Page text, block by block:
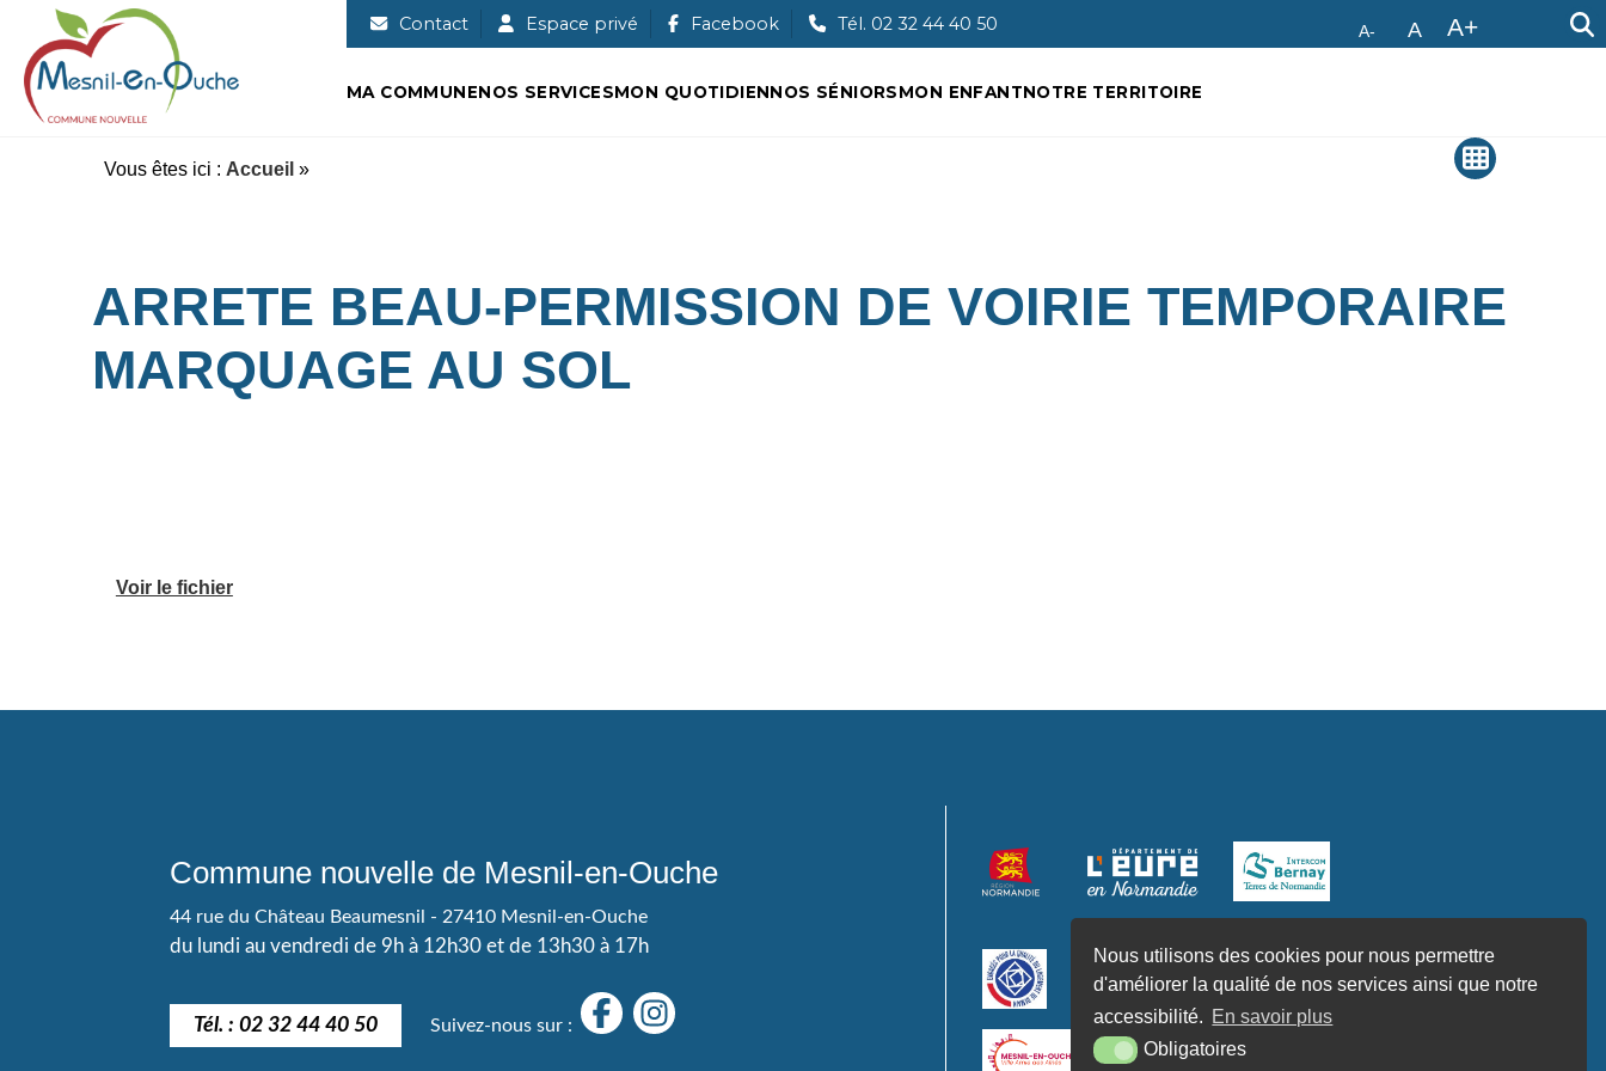
Nous utilisons des cookies pour nous permettre
d'améliorer la qualité de nos services ainsi que notre
accessibilité. En savoir plus
Obligatoires
Commune nouvelle de Mesnil-en-Ouche
Contact Espace privé Facebook Tél. 02 32 44 40 50
MA COMMUNENOS SERVICESMON QUOTIDIENNOS SÉNIORSMON ENFANTNOTRE TERRITOIRE
A+
A
A-
Vous êtes ici : Accueil »
ARRETE BEAU-PERMISSION DE VOIRIE TEMPORAIRE
MARQUAGE AU SOL
Voir le fichier
Commune nouvelle de Mesnil-en-Ouche
44 rue du Château Beaumesnil - 27410 Mesnil-en-Ouche
du lundi au vendredi de 9h à 12h30 et de 13h30 à 17h
Tél. : 02 32 44 40 50 Suivez-nous sur :